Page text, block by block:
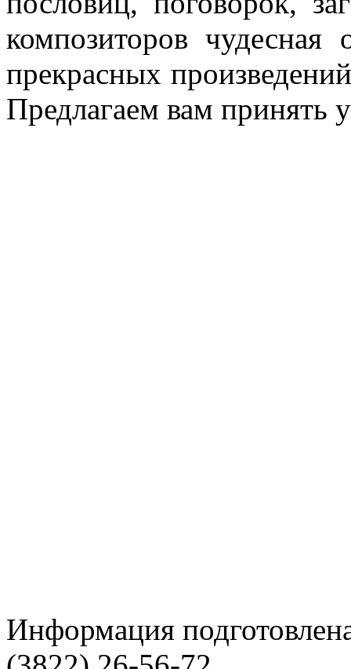
композиторов чудесная
прекрасных
Предлагаем вам принять
Информация